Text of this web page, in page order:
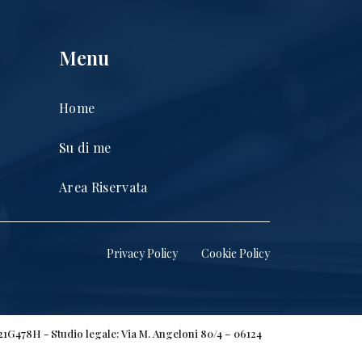
Menu
Home
Su di me
Area Riservata
Privacy Policy Cookie Policy
- Studio legale: Via M. Angeloni 80/4 – 06124